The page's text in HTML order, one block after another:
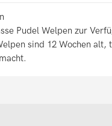
Pudel Welpen zur
sind 12 Wochen